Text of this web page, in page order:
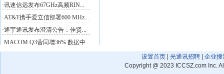
设置首页 光通讯招聘
企业搜
Copyright @ 2023 ICCSZ.com Inc.